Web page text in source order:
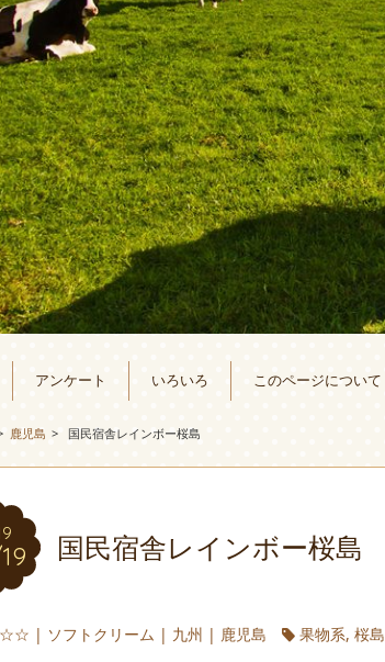
アンケート いろいろ このページについて
鹿児島 > 国民宿舎レインボー桜島
国民宿舎レインボー桜島
| ソフトクリーム | 九州 | 鹿児島 果物系,桜島